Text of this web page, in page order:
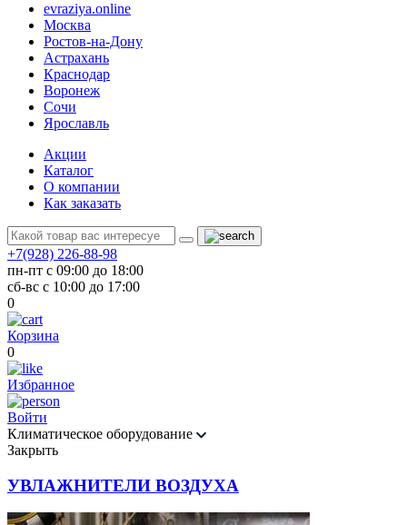
evraziya.online
Москва
Ростов-на-Дону
Астрахань
Краснодар
Воронеж
Сочи
Ярославль
Акции
Каталог
О компании
Как заказать
+7(928) 226-88-98
пн-пт с 09:00 до 18:00
сб-вс с 10:00 до 17:00
0
Корзина
0
Избранное
Войти
Климатическое оборудование
Закрыть
УВЛАЖНИТЕЛИ ВОЗДУХА